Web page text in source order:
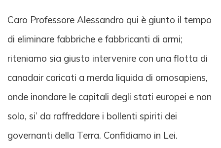
Caro Professore Alessandro qui è giunto il tempo
di eliminare fabbriche e fabbricanti di armi;
riteniamo sia giusto intervenire con una flotta di
canadair caricati a merda liquida di omosapiens,
onde inondare le capitali degli stati europei e non
solo, si’ da raffreddare i bollenti spiriti dei
governanti della Terra. Confidiamo in Lei.